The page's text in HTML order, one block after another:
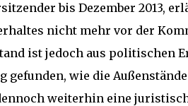
bis Dezember 2013,
nicht mehr vor der
ist jedoch aus politischen
gefunden, wie die
weiterhin eine